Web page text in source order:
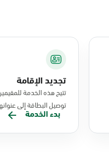
تجديد الإقامة
تتيح هذه الخدمة
توصيل البطاقة إلى
بدء الخدمة